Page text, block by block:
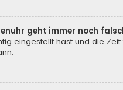
geht immer noch
eingestellt hast und die